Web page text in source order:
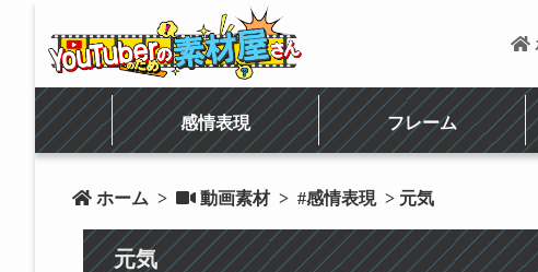

感情表現 フレーム
 ホーム >  動画素材 > #感情表現 > 元気
元気